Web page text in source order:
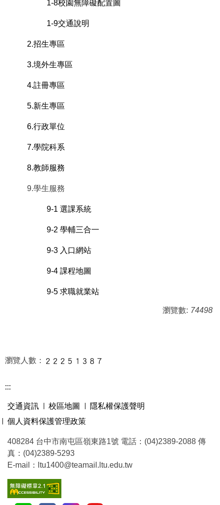
1-8校園無障礙配置圖
1-9交通說明
2.招生專區
3.境外生專區
4.註冊專區
5.新生專區
6.行政單位
7.學院科系
8.教師服務
9.學生服務
9-1 選課系統
9-2 學輔三合一
9-3 入口網站
9-4 課程地圖
9-5 求職就業站
瀏覽數: 74498
瀏覽人數：
:::
交通資訊 校區地圖
隱私權保護聲明
個人資料保護管理政策
408284 台中市南屯區嶺東路1號 電話：(04)2389-2088 傳
真：(04)2389-5293
E-mail：ltu1400@teamail.ltu.edu.tw